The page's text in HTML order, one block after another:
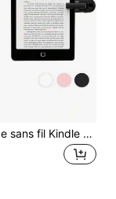
Télécommande sans fil Kindle pour tourner les pages, lecteur de livre électronique rechargeable, batterie intégrée, télécommande de retournement de page sans les mains, compatible avec Kindle Paperwhite, Oasis, Scribe, tablettes